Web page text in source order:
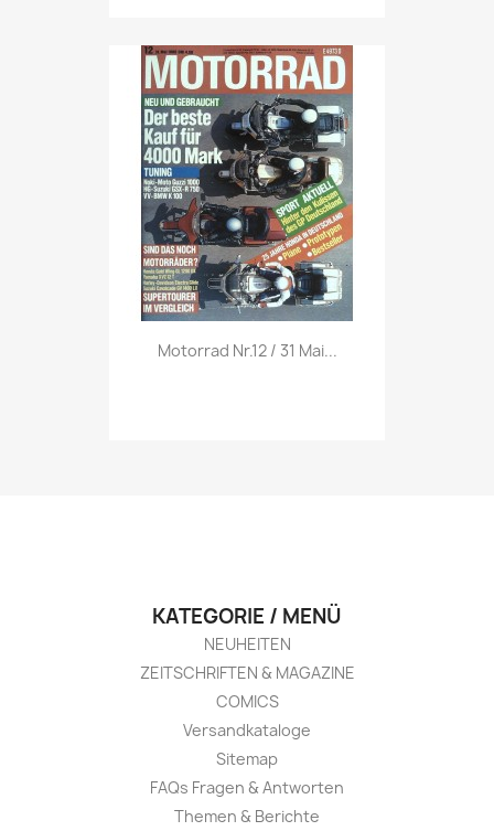
Vorschau
Motorrad Nr.12 / 31 Mai...
KATEGORIE / MENÜ
NEUHEITEN
ZEITSCHRIFTEN & MAGAZINE
COMICS
Versandkataloge
Sitemap
FAQs Fragen & Antworten
Themen & Berichte